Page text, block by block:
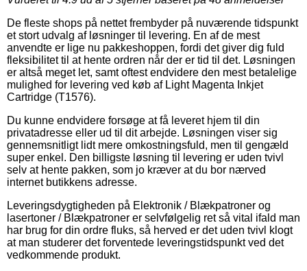
De fleste shops på nettet frembyder på nuværende tidspunkt
et stort udvalg af løsninger til levering. En af de mest
anvendte er lige nu pakkeshoppen, fordi det giver dig fuld
fleksibilitet til at hente ordren når der er tid til det. Løsningen
er altså meget let, samt oftest endvidere den mest betalelige
mulighed for levering ved køb af Light Magenta Inkjet
Cartridge (T1576).
Du kunne endvidere forsøge at få leveret hjem til din
privatadresse eller ud til dit arbejde. Løsningen viser sig
gennemsnitligt lidt mere omkostningsfuld, men til gengæld
super enkel. Den billigste løsning til levering er uden tvivl
selv at hente pakken, som jo kræver at du bor nærved
internet butikkens adresse.
Leveringsdygtigheden på Elektronik / Blækpatroner og
lasertoner / Blækpatroner er selvfølgelig ret så vital ifald man
har brug for din ordre fluks, så herved er det uden tvivl klogt
at man studerer det forventede leveringstidspunkt ved det
vedkommende produkt.